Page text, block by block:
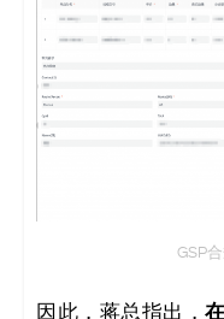
GSP
因此，蒋总指出，